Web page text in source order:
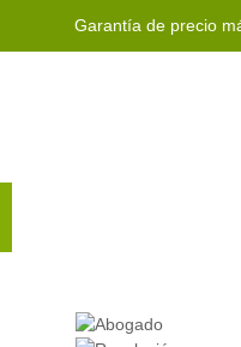
Garantía de precio